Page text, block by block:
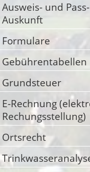
Ausweis- und Pass-
Auskunft
Formulare
Gebührentabellen
Grundsteuer
E-Rechnung
Rechungsstellung)
Ortsrecht